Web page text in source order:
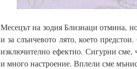
Месецът на зодия Близнаци отмина,
и за слънчевото лято, което
изключително ефектно. Сигурни сме,
и много настроение. Вплели сме